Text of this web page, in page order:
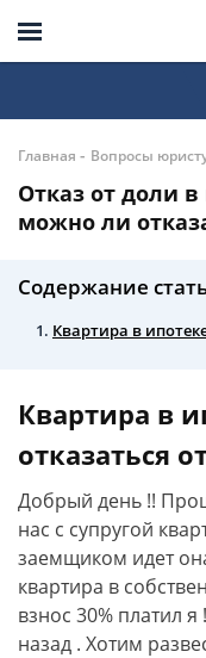
Главная - Вопросы
Отказ от доли
можно ли
Содержание
Квартира в
Квартира в
отказаться
Добрый день !!
нас с супругой
заемщиком идет
квартира в
взнос 30% платил
назад . Хотим